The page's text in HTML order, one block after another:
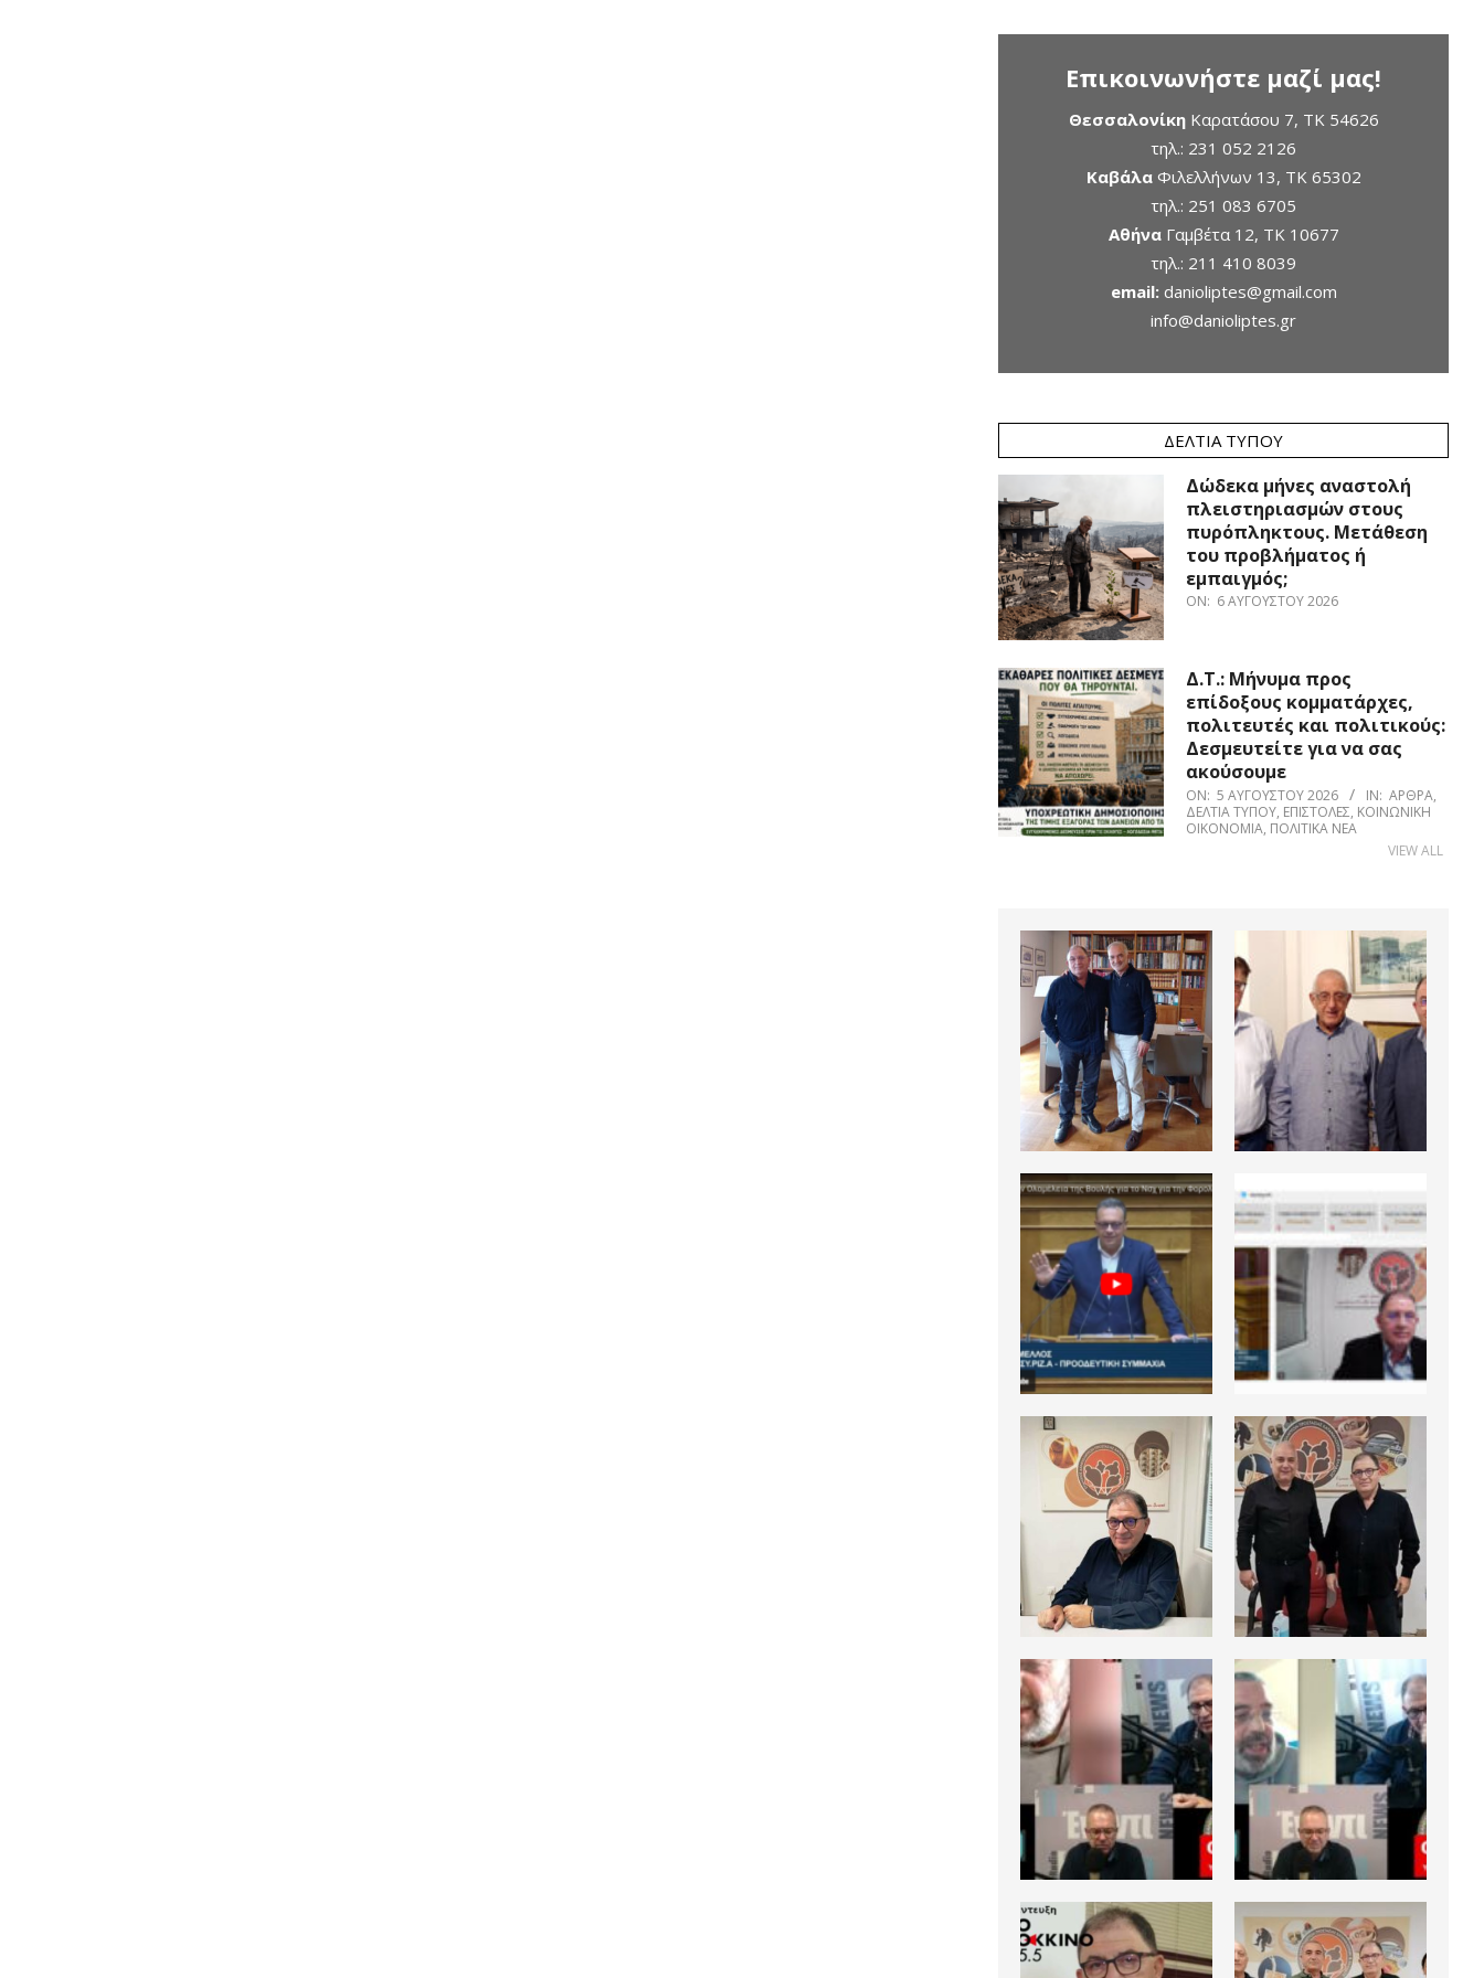
Επικοινωνήστε μαζί μας!
ΘεσσαλονίκηΚαρατάσου 7, TK 54626
τηλ.: 231 052 2126
ΚαβάλαΦιλελλήνων 13, ΤΚ 65302
τηλ.: 251 083 6705
ΑθήναΓαμβέτα 12, ΤΚ 10677
τηλ.: 211 410 8039
email: danioliptes@gmail.com
info@danioliptes.gr
ΔΕΛΤΊΑ ΤΎΠΟΥ
Δώδεκα μήνες αναστολή
πλειστηριασμών στους
πυρόπληκτους. Μετάθεση
του προβλήματος ή
εμπαιγμός;
ON: 6 ΑΥΓΟΎΣΤΟΥ 2026
Δ.Τ.: Μήνυμα προς
επίδοξους κομματάρχες,
πολιτευτές και πολιτικούς:
Δεσμευτείτε για να σας
ακούσουμε
ON: 5 ΑΥΓΟΎΣΤΟΥ 2026 IN: ΆΡΘΡΑ,
ΔΕΛΤΊΑ ΤΎΠΟΥ, ΕΠΙΣΤΟΛΈΣ, ΚΟΙΝΩΝΙΚΉ
ΟΙΚΟΝΟΜΊΑ, ΠΟΛΙΤΙΚΆ ΝΈΑ
VIEW ALL